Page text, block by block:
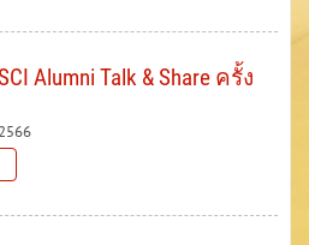
Alumni Talk & Share ครั้ง